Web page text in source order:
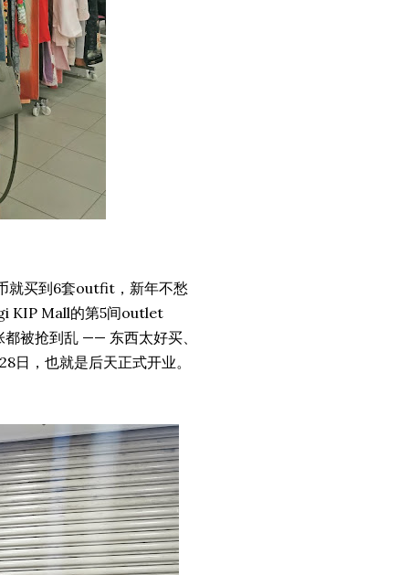
就买到6套outfit，新年不愁
KIP Mall的第5间outlet
被抢到乱 —— 东西太好买、
日，也就是后天正式开业。